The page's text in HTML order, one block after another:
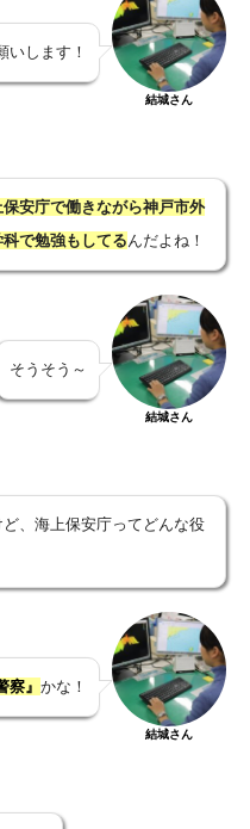
いします！
結城さん
保安庁で働きながら神戸市外
で勉強もしてるんだよね！
そうそう～
結城さん
、海上保安庁ってどんな役
察』 かな！
結城さん